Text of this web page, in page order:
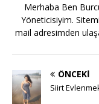
Merhaba Ben
Yöneticisiyim.
mail adresimden
ÖNCEKI
Siirt